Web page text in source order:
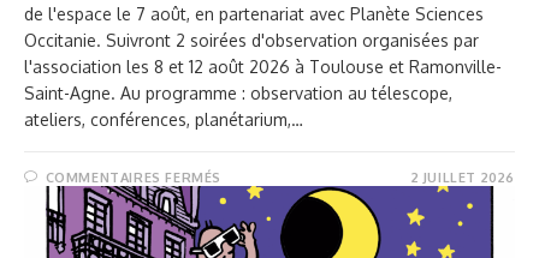
de l'espace le 7 août, en partenariat avec Planète Sciences
Occitanie. Suivront 2 soirées d'observation organisées par
l'association les 8 et 12 août 2026 à Toulouse et Ramonville-
Saint-Agne. Au programme : observation au télescope,
ateliers, conférences, planétarium,…
COMMENTAIRES FERMÉS 2 JUILLET 2026